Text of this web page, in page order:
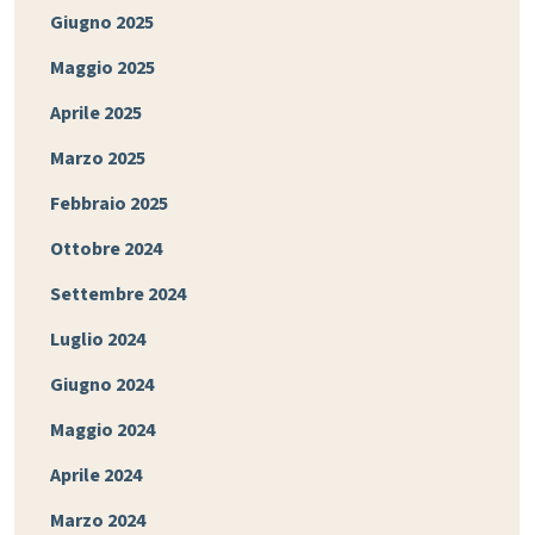
Giugno 2025
Maggio 2025
Aprile 2025
Marzo 2025
Febbraio 2025
Ottobre 2024
Settembre 2024
Luglio 2024
Giugno 2024
Maggio 2024
Aprile 2024
Marzo 2024